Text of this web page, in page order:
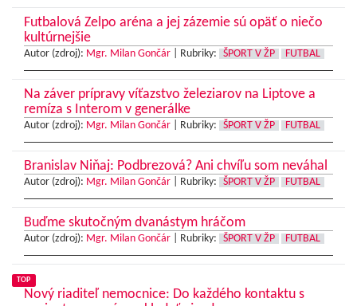
Futbalová Zelpo aréna a jej zázemie sú opäť o niečo
kultúrnejšie
Autor (zdroj): Mgr. Milan Gončár Rubriky: ŠPORT V ŽP FUTBAL
Na záver prípravy víťazstvo železiarov na Liptove a
remíza s Interom v generálke
Autor (zdroj): Mgr. Milan Gončár Rubriky: ŠPORT V ŽP FUTBAL
Branislav Niňaj: Podbrezová? Ani chvíľu som neváhal
Autor (zdroj): Mgr. Milan Gončár Rubriky: ŠPORT V ŽP FUTBAL
Buďme skutočným dvanástym hráčom
Autor (zdroj): Mgr. Milan Gončár Rubriky: ŠPORT V ŽP FUTBAL
TOP
Nový riaditeľ nemocnice: Do každého kontaktu s